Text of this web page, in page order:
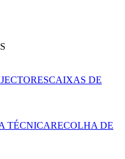
CAIXAS DE
TÉCNICARECOLHA DE